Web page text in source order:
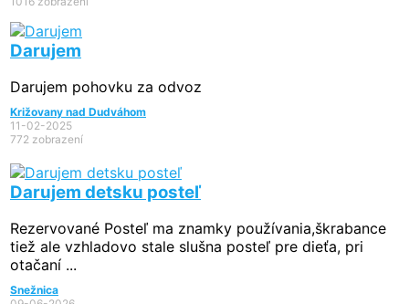
Darujem
Darujem pohovku za odvoz
Križovany nad Dudváhom
11-02-2025
772 zobrazení
Darujem detsku posteľ
Rezervované Posteľ ma znamky používania,škrabance
tiež ale vzhladovo stale slušna posteľ pre dieťa, pri
otačaní ...
Snežnica